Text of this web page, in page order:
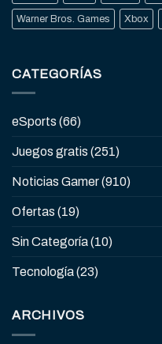
Warner Bros. Games Xbox
CATEGORÍAS
eSports (66)
Juegos gratis (251)
Noticias Gamer(910)
Ofertas (19)
Sin Categoría(10)
Tecnología(23)
ARCHIVOS